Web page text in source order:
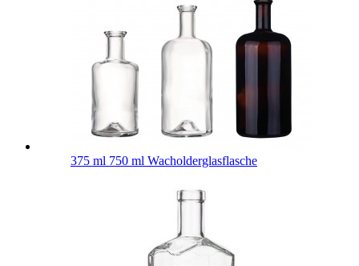
375 ml 750 ml Wacholderglasflasche